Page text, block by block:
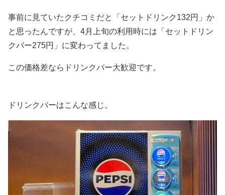
事前に見ていたクチコミだと「セットドリンク132円」か
と思ったんですが、4月上旬の利用時には「セットドリン
クバー275円」に変わってました。
この価格差ならドリンクバー大歓迎です。
ドリンクバーはこんな感じ。